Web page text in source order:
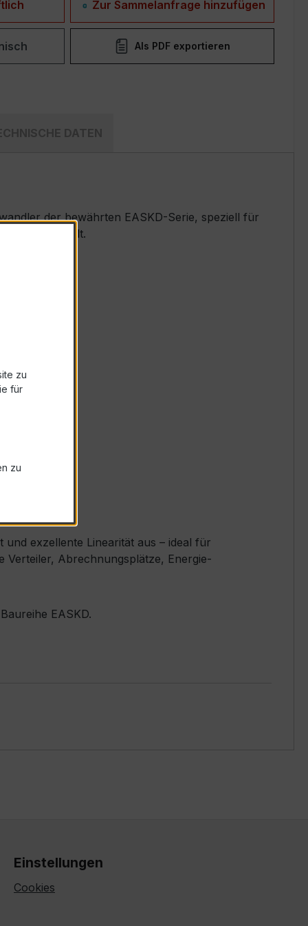
Zur Sammelanfrage hinzufügen
Als PDF exportieren
DATEN
der bewährten EASKD-Serie, speziell für
entwickelt.
exzellente Linearität aus – ideal für
Verteiler, Abrechnungsplätze, Energie-
EASKD.
Einstellungen
Cookies
zu
für
zu